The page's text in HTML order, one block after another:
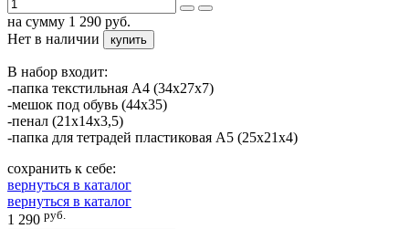
на сумму 1 290 руб.
Нет в наличии
купить
В набор входит:
-папка текстильная А4 (34х27х7)
-мешок под обувь (44х35)
-пенал (21х14х3,5)
-папка для тетрадей пластиковая А5 (25х21х4)
сохранить к себе:
вернуться в каталог
вернуться в каталог
1 290 руб.